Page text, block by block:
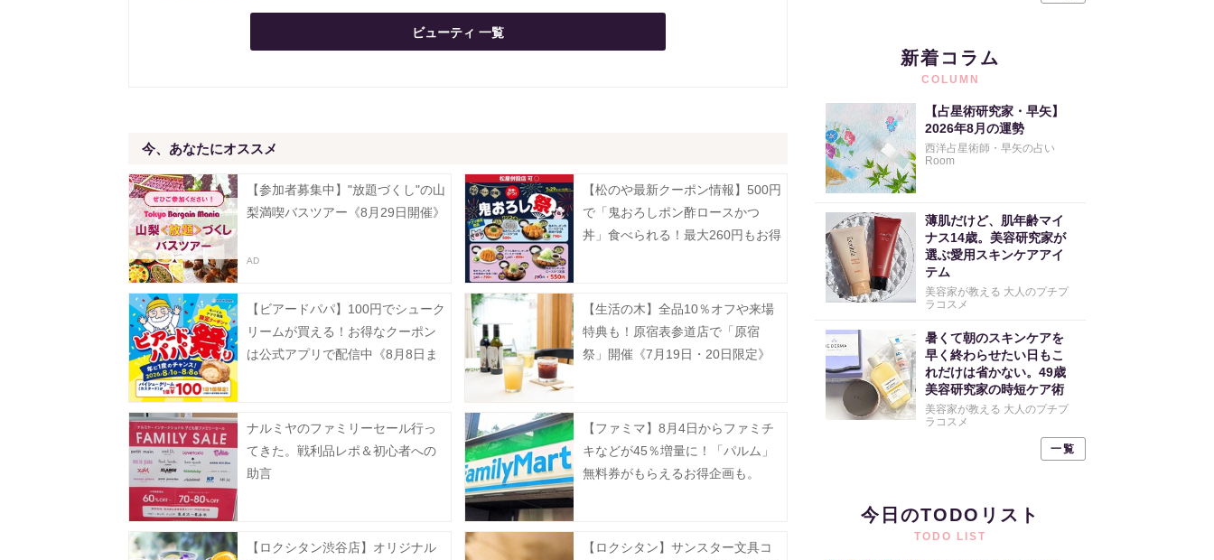
ビューティ 一覧
今、あなたにオススメ
【参加者募集中】"放題づくし"の山
梨満喫バスツアー《8月29日開催》
【松のや最新クーポン情報】500円
で「鬼おろしポン酢ロースかつ
丼」食べられる！最大260円もお得
【ビアードパパ】100円でシューク
リームが買える！お得なクーポン
は公式アプリで配信中《8月8日ま
【生活の木】全品10％オフや来場
特典も！原宿表参道店で「原宿
祭」開催《7月19日・20日限定》
ナルミヤのファミリーセール行っ
てきた。戦利品レポ＆初心者への
助言
【ファミマ】8月4日からファミチ
キなどが45％増量に！「パルム」
無料券がもらえるお得企画も。
【ロクシタン渋谷店】オリジナル
【ロクシタン】サンスター文具コ
新着コラム
COLUMN
【占星術研究家・早矢】
2026年8月の運勢
西洋占星術師・早矢の占い
Room
薄肌だけど、肌年齢マイ
ナス14歳。美容研究家が
選ぶ愛用スキンケアアイ
テム
美容家が教える 大人のプチプ
ラコスメ
暑くて朝のスキンケアを
早く終わらせたい日もこ
れだけは省かない。49歳
美容研究家の時短ケア術
美容家が教える 大人のプチプ
ラコスメ
一覧
今日のTODOリスト
TODO LIST